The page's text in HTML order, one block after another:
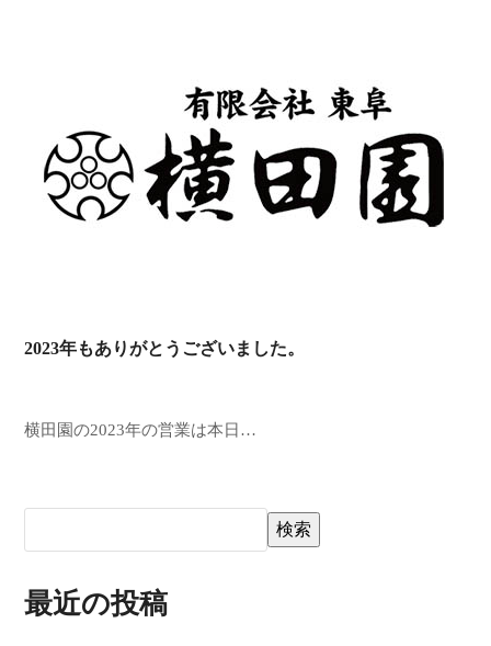
2023年もありがとうございました。
横田園の2023年の営業は本日…
検索
最近の投稿